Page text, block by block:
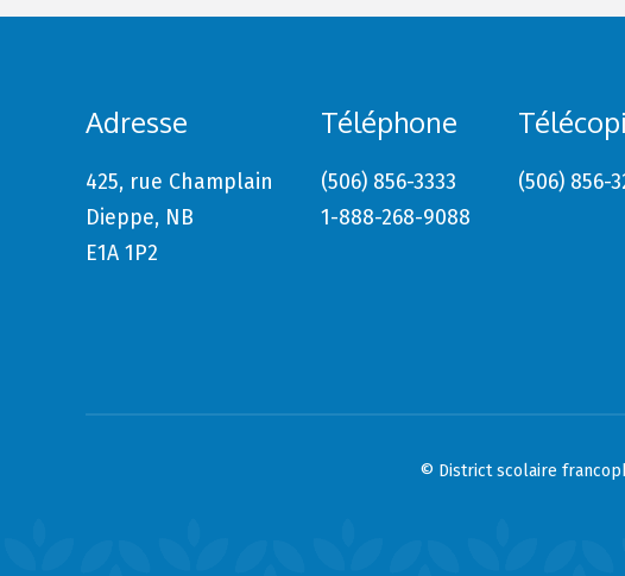
Adresse
425, rue Champlain
Dieppe, NB
E1A 1P2
Téléphone
(506) 856-3333
1-888-268-9088
(506) 856-
© District scolaire